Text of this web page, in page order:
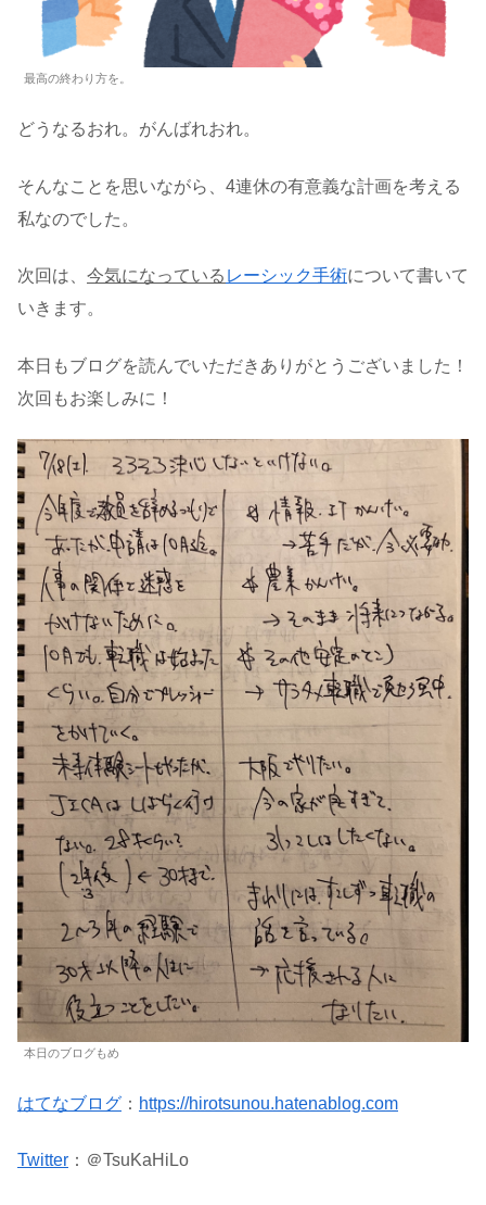
最高の終わり方を。
どうなるおれ。がんばれおれ。
そんなことを思いながら、4連休の有意義な計画を考える
私なのでした。
次回は、 今気になっている レーシック手術について書いて
いきます。
本日もブログを読んでいただきありがとうございました！
次回もお楽しみに！
本日のブログもめ
はてなブログ ： https://hirotsunou.hatenablog.com
Twitter ：＠TsuKaHiLo